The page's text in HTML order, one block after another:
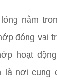
nằm
đóng vai
hoạt
là nơi cung